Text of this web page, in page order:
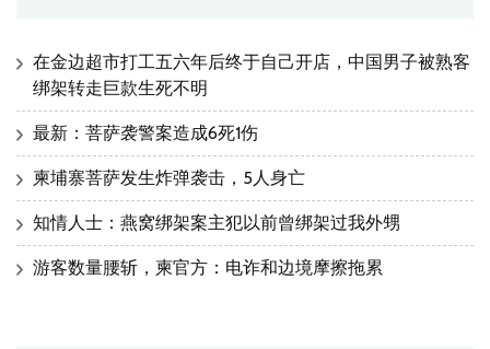
在金边超市打工五六年后终于自己开店，中国男子被熟客
绑架转走巨款生死不明
最新：菩萨袭警案造成6死1伤
柬埔寨菩萨发生炸弹袭击，5人身亡
知情人士：燕窝绑架案主犯以前曾绑架过我外甥
游客数量腰斩，柬官方：电诈和边境摩擦拖累